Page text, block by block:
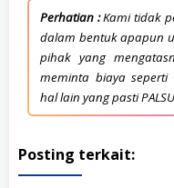
Perhatian :Kami tidak
dalam bentuk apapun
pihak yang
meminta biaya
hal lain yang pasti
Posting terkait: